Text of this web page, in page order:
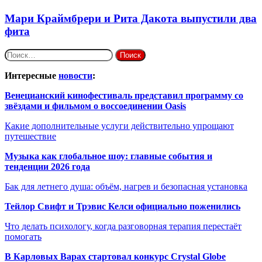
Мари Краймбрери и Рита Дакота выпустили два
фита
Найти:
Интересные новости:
Венецианский кинофестиваль представил программу со
звёздами и фильмом о воссоединении Oasis
Какие дополнительные услуги действительно упрощают
путешествие
Музыка как глобальное шоу: главные события и
тенденции 2026 года
Бак для летнего душа: объём, нагрев и безопасная установка
Тейлор Свифт и Трэвис Келси официально поженились
Что делать психологу, когда разговорная терапия перестаёт
помогать
В Карловых Варах стартовал конкурс Crystal Globe